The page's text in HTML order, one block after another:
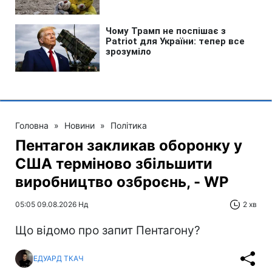
Головна » Новини » Політика
Пентагон закликав оборонку у
США терміново збільшити
виробництво озброєнь, - WP
05:05 09.08.2026 Нд 2 хв
Що відомо про запит Пентагону?
ЕДУАРД ТКАЧ